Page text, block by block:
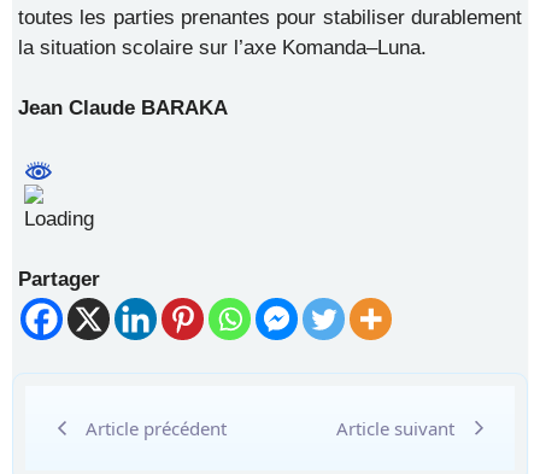
toutes les parties prenantes pour stabiliser durablement
la situation scolaire sur l’axe Komanda–Luna.
Jean Claude BARAKA
Partager
Article précédent Article suivant